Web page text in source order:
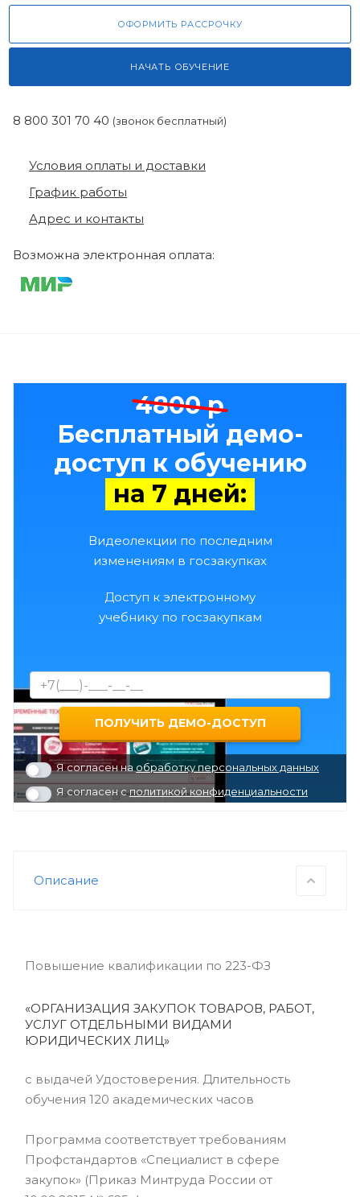
ОФОРМИТЬ РАССРОЧКУ
НАЧАТЬ ОБУЧЕНИЕ
8 800 301 70 40 (звонок бесплатный)
Условия оплаты и доставки
График работы
Адрес и контакты
Возможна электронная оплата:
4800 р
Бесплатный демо-
доступ к обучению
на 7 дней:
Видеолекции по последним
изменениям в госзакупках
Доступ к электронному
учебнику по госзакупкам
Я согласен наобработку персональных данных
Я согласен сполитикой конфиденциальности
Описание
Повышение квалификации по 223-ФЗ
«ОРГАНИЗАЦИЯ ЗАКУПОК ТОВАРОВ, РАБОТ,
УСЛУГ ОТДЕЛЬНЫМИ ВИДАМИ
ЮРИДИЧЕСКИХ ЛИЦ»
с выдачей Удостоверения. Длительность
обучения 120 академических часов
Программа соответствует требованиям
Профстандартов «Специалист в сфере
закупок» (Приказ Минтруда России от